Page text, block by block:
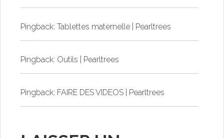
Pingback: Tablettes maternelle | Pearltrees
Pingback: Outils | Pearltrees
Pingback: FAIRE DES VIDEOS | Pearltrees